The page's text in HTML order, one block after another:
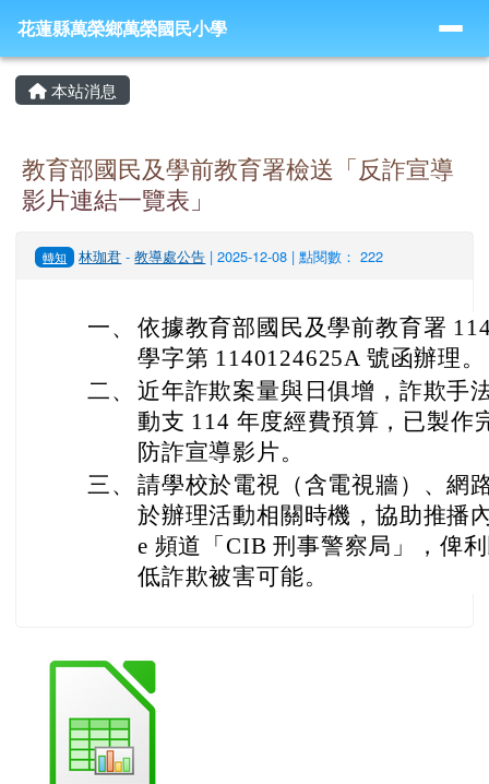
花蓮縣萬榮鄉萬榮國民小學
導覽列
花蓮縣萬榮鄉萬榮國民小學
主內容區域
本站消息
教育部國民及學前教育署檢送「反詐宣導
影片連結一覽表」
轉知 林珈君 -教導處公告 | 2025-12-08 | 點閱數： 222
一、 依據教育部國民及學前教育署
學字第 1140124625A 號函辦理。
二、 近年詐欺案量與日俱增，詐欺手
動支 114 年度經費預算，已製作
防詐宣導影片。
三、 請學校於電視（含電視牆）、網
於辦理活動相關時機，協助推播
e 頻道「CIB 刑事警察局」，俾
低詐欺被害可能。
頁尾區域